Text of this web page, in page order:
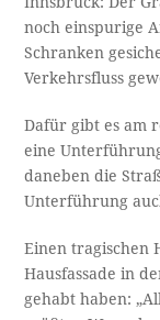
noch einspurige
Schranken
Verkehrsfluss
Dafür gibt es am
eine
daneben die
Unterführung
Einen tragischen
Hausfassade in
gehabt haben: